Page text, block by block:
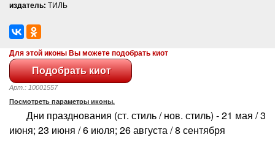
издатель: ТИЛЬ
Для этой иконы Вы можете подобрать киот
Арт.: 10001557
Посмотреть параметры иконы.
Дни празднования (ст. стиль / нов. стиль) - 21 мая / 3
июня; 23 июня / 6 июля; 26 августа / 8 сентября